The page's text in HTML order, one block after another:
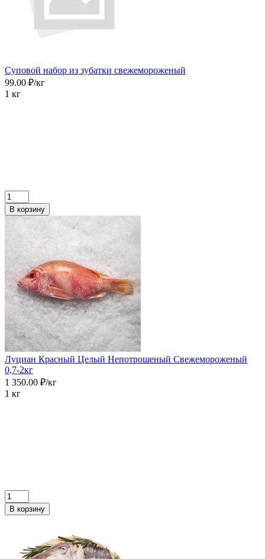
Суповой набор из зубатки свежемороженый
99.00 ₽/кг
1 кг
В корзину
Луциан Красный Целый Непотрошеный Свежемороженый
0,7-2кг
1 350.00 ₽/кг
1 кг
В корзину